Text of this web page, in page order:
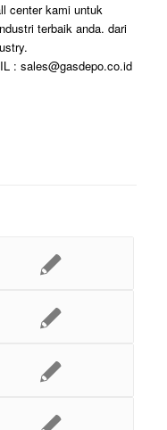
center kami untuk
terbaik anda. dari
: sales@gasdepo.co.id